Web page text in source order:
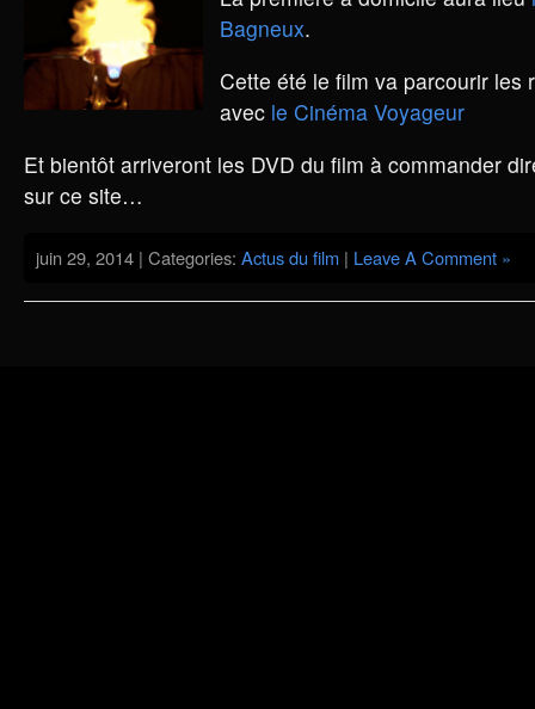
Bagneux.
Cette été le film va parcourir les
avec le Cinéma Voyageur
Et bientôt arriveront les DVD du film à commander
sur ce site…
juin 29, 2014 | Categories: Actus du film | Leave A Comment »